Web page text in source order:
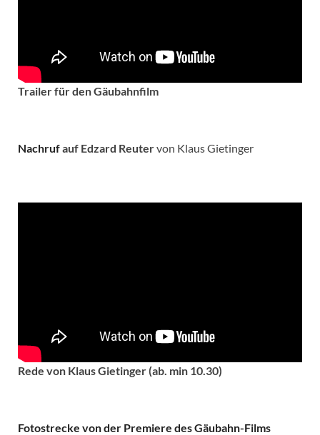
Trailer für den Gäubahnfilm
Nachrufauf Edzard Reutervon Klaus Gietinger
Rede von Klaus Gietinger (ab. min 10.30)
Fotostrecke von der Premiere des Gäubahn-Films